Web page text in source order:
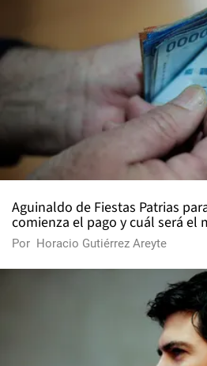
Aguinaldo de Fiestas Patrias
comienza el pago y cuál será el
Por Horacio Gutiérrez Areyte